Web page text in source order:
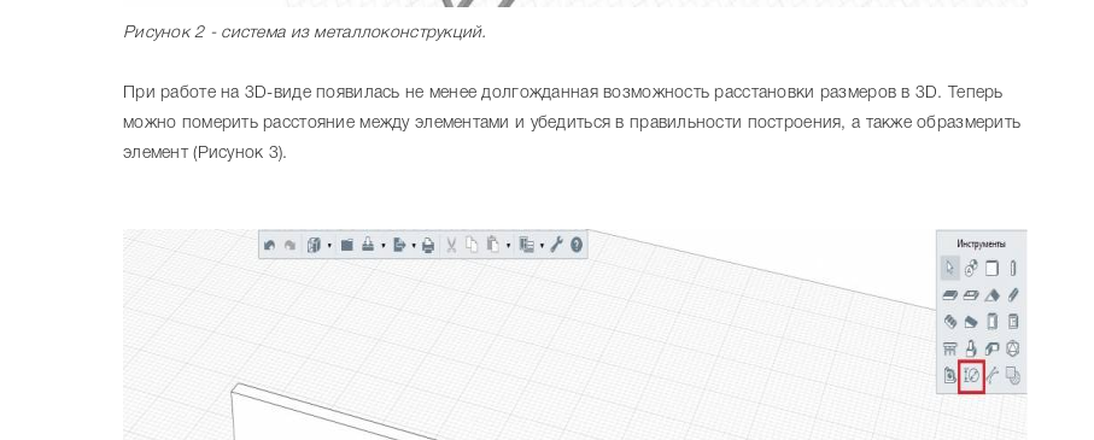
Рисунок 2 - система из металлоконструкций.
При работе на 3D-виде появилась не менее долгожданная возможность расстановки размеров в 3D. Теперь
можно померить расстояние между элементами и убедиться в правильности построения, а также образмерить
элемент (Рисунок 3).